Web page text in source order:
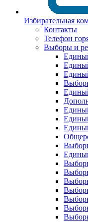
Избирательная
Контакты
Телефон
Выборы и